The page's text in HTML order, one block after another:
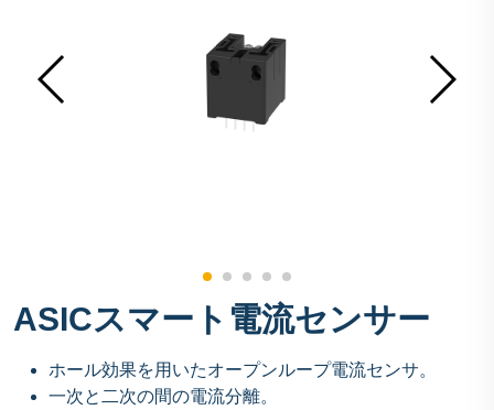
ASICスマート電流センサー
ホール効果を用いたオープンループ電流センサ。
一次と二次の間の電流分離。